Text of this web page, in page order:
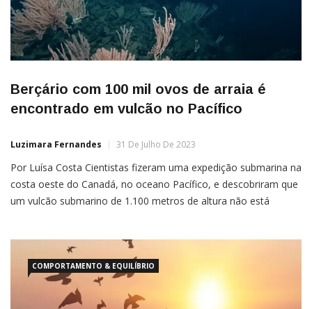
Berçário com 100 mil ovos de arraia é
encontrado em vulcão no Pacífico
Luzimara Fernandes 31 De Julho De 2023
Por Luísa Costa Cientistas fizeram uma expedição submarina na
costa oeste do Canadá, no oceano Pacífico, e descobriram que
um vulcão submarino de 1.100 metros de altura não está
COMPORTAMENTO & EQUILÍBRIO